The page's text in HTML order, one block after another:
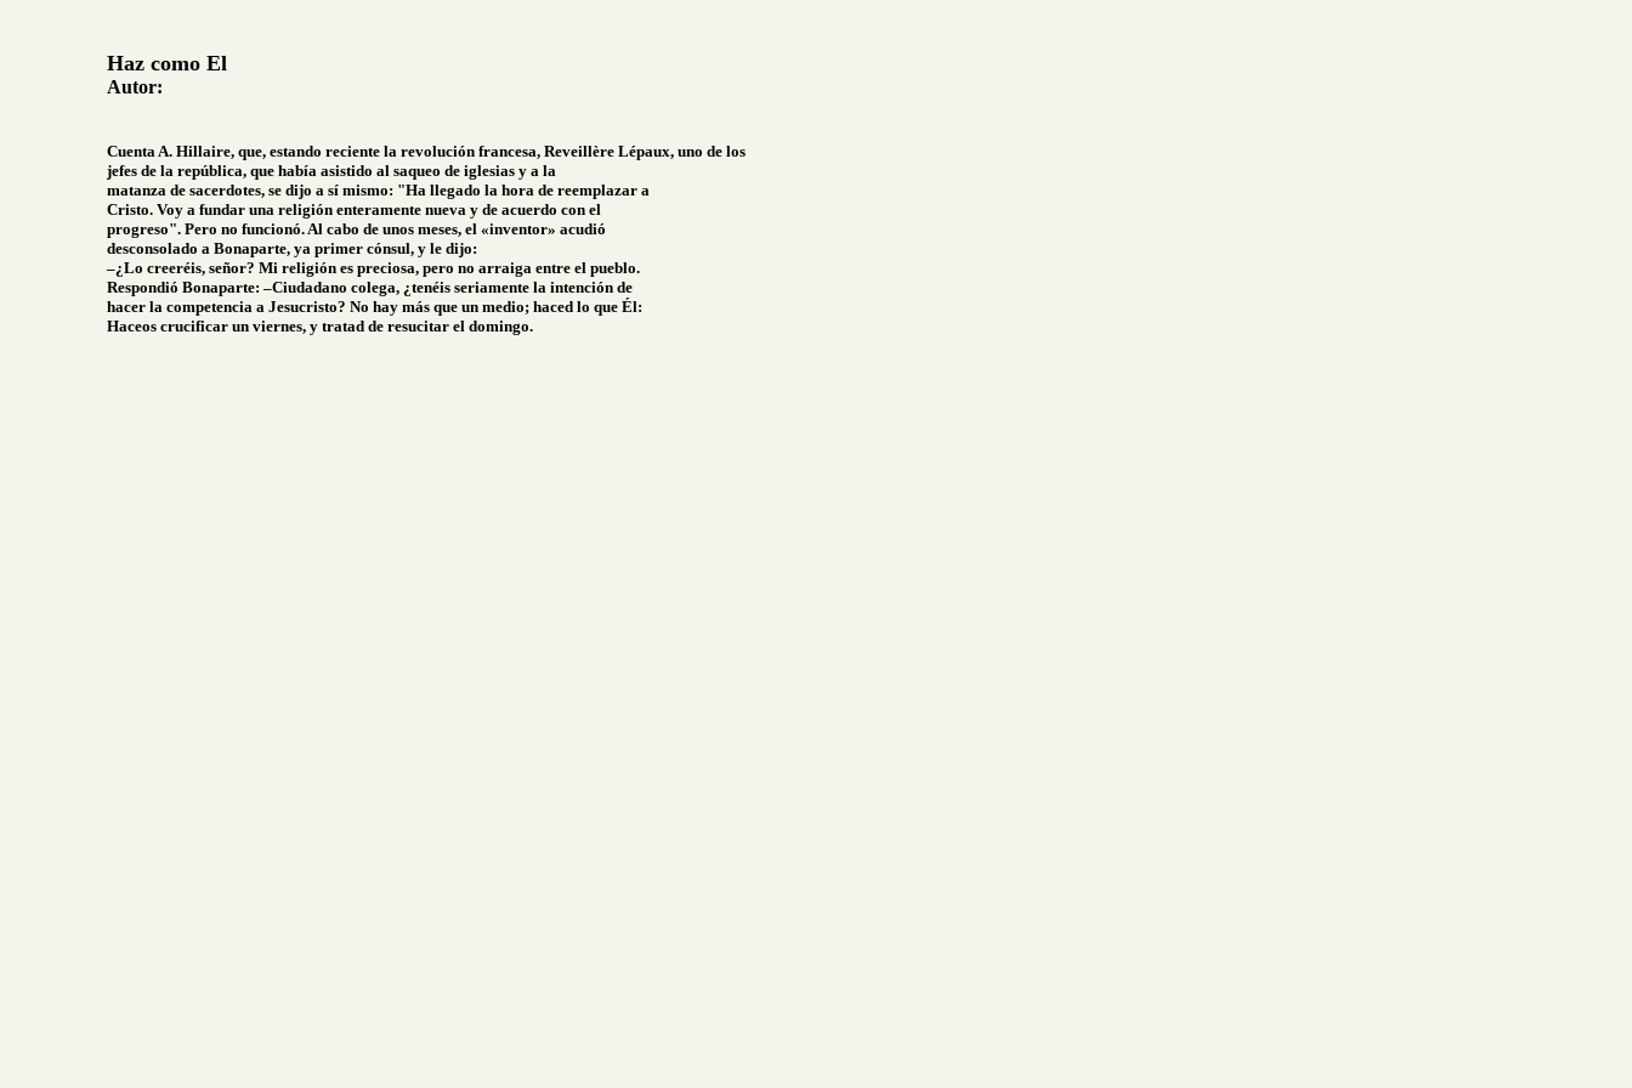
Haz como El
Autor:
Cuenta A. Hillaire, que, estando reciente la revolución francesa, Reveillère Lépaux, uno de los
jefes de la república, que había asistido al saqueo de iglesias y a la
matanza de sacerdotes, se dijo a sí mismo: "Ha llegado la hora de reemplazar a
Cristo. Voy a fundar una religión enteramente nueva y de acuerdo con el
progreso". Pero no funcionó. Al cabo de unos meses, el «inventor» acudió
desconsolado a Bonaparte, ya primer cónsul, y le dijo:
–¿Lo creeréis, señor? Mi religión es preciosa, pero no arraiga entre el pueblo.
Respondió Bonaparte: –Ciudadano colega, ¿tenéis seriamente la intención de
hacer la competencia a Jesucristo? No hay más que un medio; haced lo que Él:
Haceos crucificar un viernes, y tratad de resucitar el domingo.